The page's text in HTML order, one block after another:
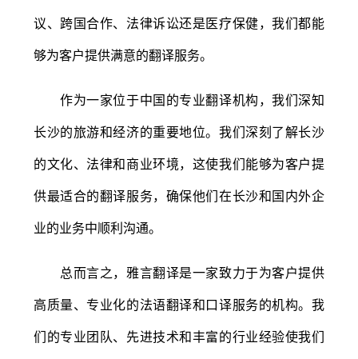
议、跨国合作、法律诉讼还是医疗保健，我们都能
够为客户提供满意的翻译服务。
作为一家位于中国的专业翻译机构，我们深知
长沙的旅游和经济的重要地位。我们深刻了解长沙
的文化、法律和商业环境，这使我们能够为客户提
供最适合的翻译服务，确保他们在长沙和国内外企
业的业务中顺利沟通。
总而言之，雅言翻译是一家致力于为客户提供
高质量、专业化的法语翻译和口译服务的机构。我
们的专业团队、先进技术和丰富的行业经验使我们